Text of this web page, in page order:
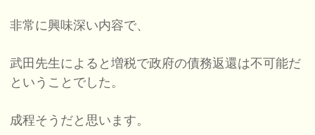
非常に興味深い内容で、
武田先生によると増税で政府の債務返還は不可能だ
ということでした。
成程そうだと思います。